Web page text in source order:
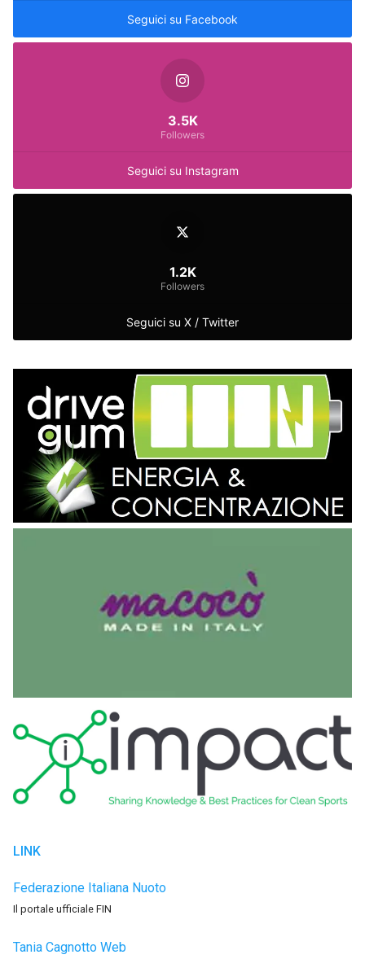
Seguici su Facebook
Seguici su Instagram
3.5K
Followers
Seguici su X / Twitter
1.2K
Followers
LINK
Federazione Italiana Nuoto
Il portale ufficiale FIN
Tania Cagnotto Web